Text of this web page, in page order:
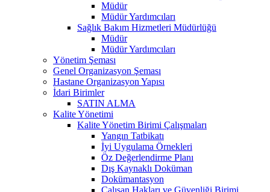
Müdür
Müdür Yardımcıları
Sağlık Bakım Hizmetleri Müdürlüğü
Müdür
Müdür Yardımcıları
Yönetim Şeması
Genel Organizasyon Şeması
Hastane Organizasyon Yapısı
İdari Birimler
SATIN ALMA
Kalite Yönetimi
Kalite Yönetim Birimi Çalışmaları
Yangın Tatbikatı
İyi Uygulama Örnekleri
Öz Değerlendirme Planı
Dış Kaynaklı Doküman
Dokümantasyon
Çalışan Hakları ve Güvenliği Birimi